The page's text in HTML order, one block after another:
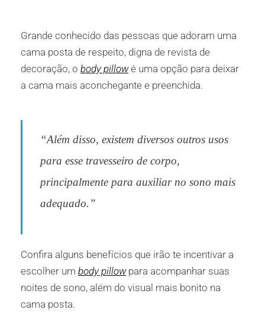
Grande conhecido das pessoas que adoram uma
cama posta de respeito, digna de revista de
decoração, o body pillowé uma opção para deixar
a cama mais aconchegante e preenchida.
“Além disso, existem diversos outros usos
para esse travesseiro de corpo,
principalmente para auxiliar no sono mais
adequado.”
Confira alguns benefícios que irão te incentivar a
escolher um body pillowpara acompanhar suas
noites de sono, além do visual mais bonito na
cama posta.